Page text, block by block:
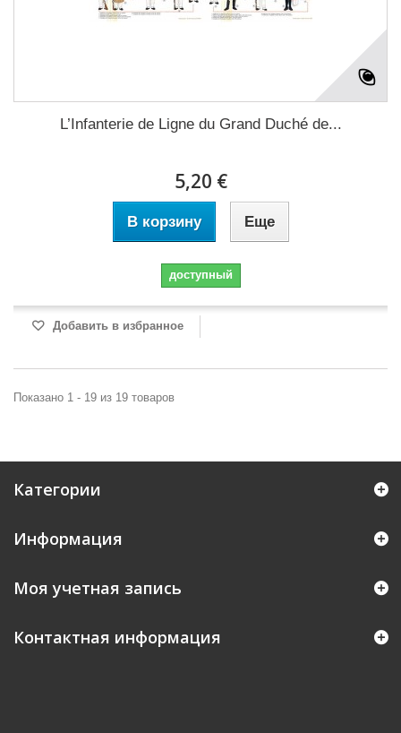
L’Infanterie de Ligne du Grand Duché de...
5,20 €
В корзину Еще
доступный
Добавить в избранное
Показано 1 - 19 из 19 товаров
Категории
Информация
Моя учетная запись
Контактная информация